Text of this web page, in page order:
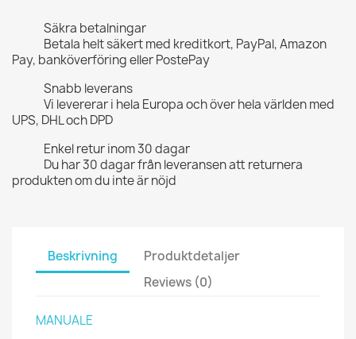
Säkra betalningar
Betala helt säkert med kreditkort, PayPal, Amazon
Pay, banköverföring eller PostePay
Snabb leverans
Vi levererar i hela Europa och över hela världen med
UPS, DHL och DPD
Enkel retur inom 30 dagar
Du har 30 dagar från leveransen att returnera
produkten om du inte är nöjd
Beskrivning
Produktdetaljer
Reviews (0)
MANUALE